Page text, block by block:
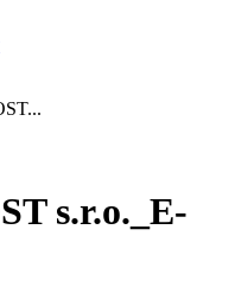
s.r.o._E-